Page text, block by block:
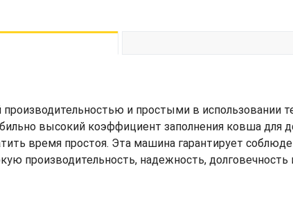
производительностью и простыми в
высокий коэффициент заполнения ковша для
время простоя. Эта машина гарантирует
производительность, надежность, долговечность